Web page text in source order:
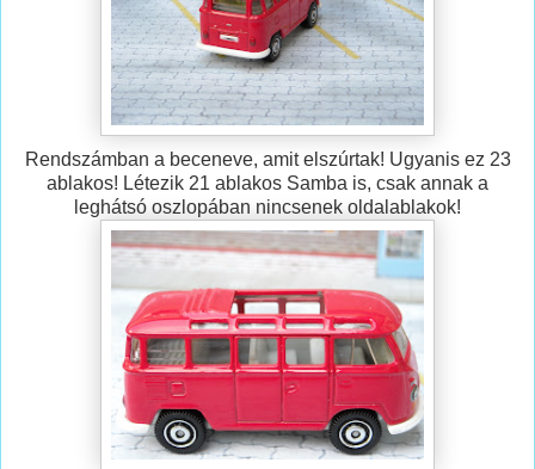
Rendszámban a beceneve, amit elszúrtak! Ugyanis ez 23
ablakos! Létezik 21 ablakos Samba is, csak annak a
leghátsó oszlopában nincsenek oldalablakok!